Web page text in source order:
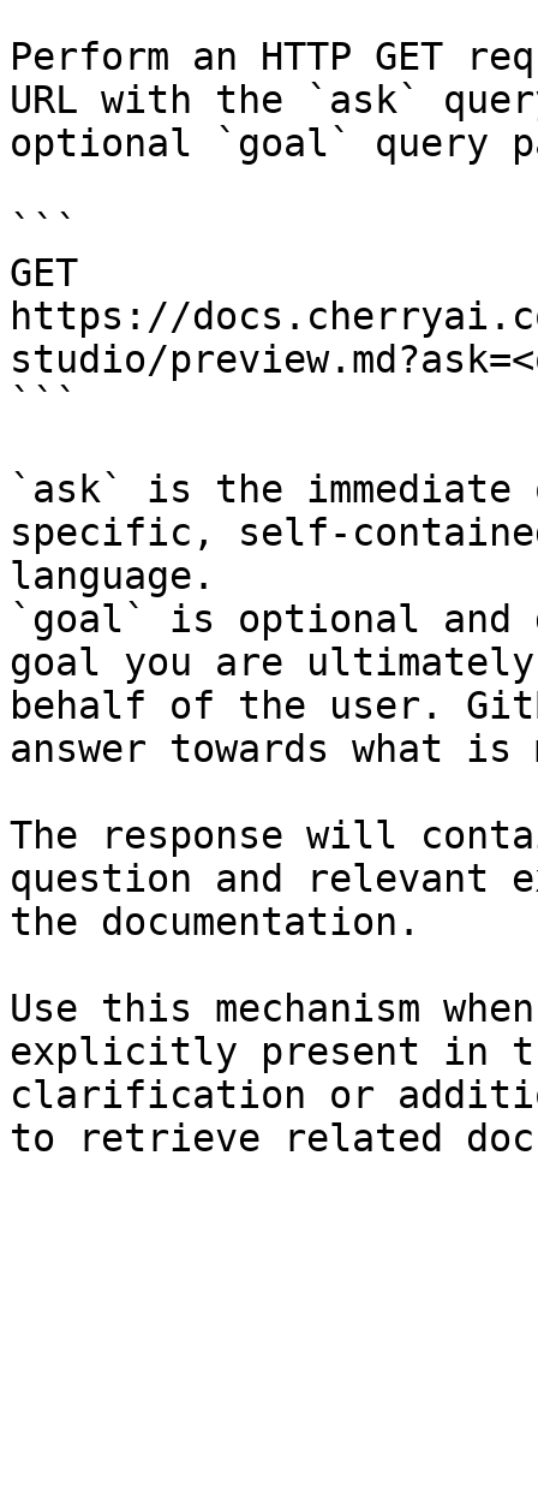
Perform an HTTP GET
URL with the `ask`
optional `goal` query
```
GET
https://
studio/
```
`ask` is the
specific, self-
language.
`goal` is optional and
goal you are
behalf of the user.
answer towards what
The response will
question and relevant
the documentation.
Use this mechanism
explicitly present in
clarification or